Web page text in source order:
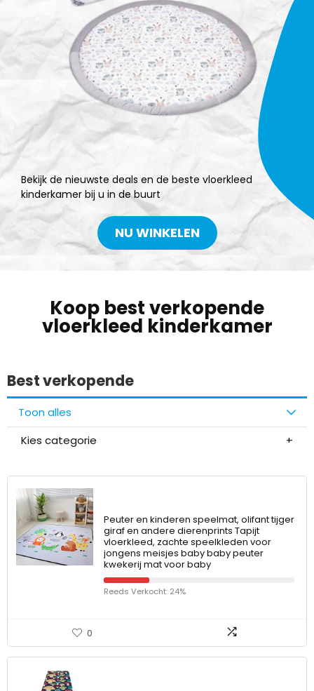
Bekijk de nieuwste deals en de beste vloerkleed
kinderkamer bij u in de buurt
NU WINKELEN
Koop best verkopende
vloerkleed kinderkamer
Best verkopende
Toon alles
Kies categorie
Peuter en kinderen speelmat, olifant tijger
giraf en andere dierenprints Tapijt
vloerkleed, zachte speelkleden voor
jongens meisjes baby baby peuter
kwekerij mat voor baby
Reeds Verkocht: 24%
0